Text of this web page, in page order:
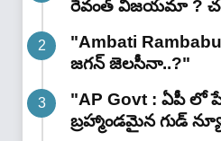
రేవంత్ విజయమా ?
"Ambati
జగన్ జెలసీనా..?"
"AP Govt : ఏపీ లో
బ్రహ్మాండమైన గుడ్